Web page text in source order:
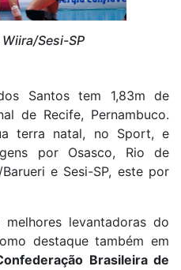
Sesi-SP
Santos tem 1,83m de
de Recife, Pernambuco.
terra natal, no Sport, e
por Osasco, Rio de
e Sesi-SP, este por
levantadoras do
destaque também em
Brasileira de